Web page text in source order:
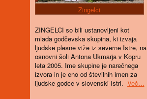
Zingelci
ZINGELCI so bili ustanovljeni kot
mlada godčevska skupina, ki izvaja
ljudske plesne viže iz severne Istre, na
osnovni šoli Antona Ukmarja v Kopru
leta 2005. Ime skupine je narečnega
izvora in je eno od številnih imen za
ljudske godce v slovenski Istri. Več…